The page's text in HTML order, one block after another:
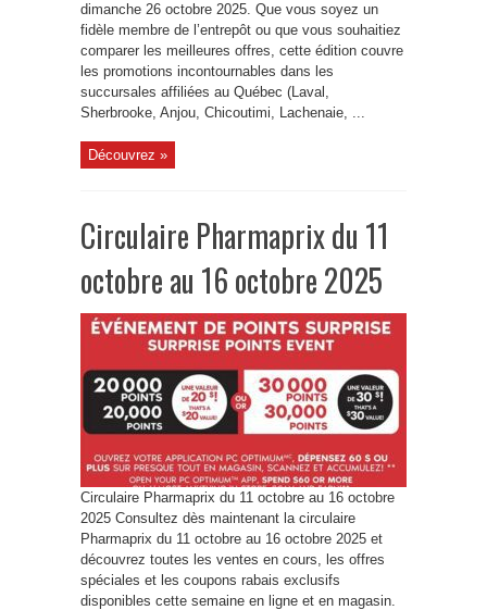
dimanche 26 octobre 2025. Que vous soyez un
fidèle membre de l’entrepôt ou que vous souhaitiez
comparer les meilleures offres, cette édition couvre
les promotions incontournables dans les
succursales affiliées au Québec (Laval,
Sherbrooke, Anjou, Chicoutimi, Lachenaie, ...
Découvrez »
Circulaire Pharmaprix du 11
octobre au 16 octobre 2025
Circulaire Pharmaprix du 11 octobre au 16 octobre
2025 Consultez dès maintenant la circulaire
Pharmaprix du 11 octobre au 16 octobre 2025 et
découvrez toutes les ventes en cours, les offres
spéciales et les coupons rabais exclusifs
disponibles cette semaine en ligne et en magasin.